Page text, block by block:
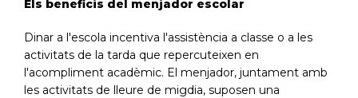
Els beneficis del menjador escolar
Dinar a l'escola incentiva l'assistència a classe o a les
activitats de la tarda que repercuteixen en
l'acompliment acadèmic. El menjador, juntament amb
les activitats de lleure de migdia, suposen una